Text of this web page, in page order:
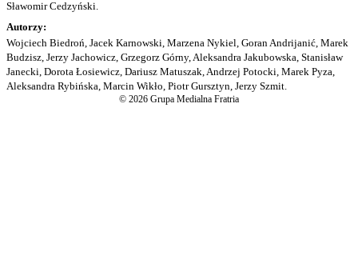
Sławomir Cedzyński.
Autorzy:
Wojciech Biedroń, Jacek Karnowski, Marzena Nykiel, Goran Andrijanić, Marek
Budzisz, Jerzy Jachowicz, Grzegorz Górny, Aleksandra Jakubowska, Stanisław
Janecki, Dorota Łosiewicz, Dariusz Matuszak, Andrzej Potocki, Marek Pyza,
Aleksandra Rybińska, Marcin Wikło, Piotr Gursztyn, Jerzy Szmit.
© 2026 Grupa Medialna Fratria